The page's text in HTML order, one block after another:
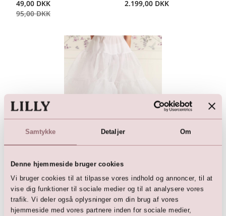
Samtykke Detaljer Om
Denne hjemmeside bruger cookies
Vi bruger cookies til at tilpasse vores indhold og annoncer, til at
vise dig funktioner til sociale medier og til at analysere vores
trafik. Vi deler også oplysninger om din brug af vores
hjemmeside med vores partnere inden for sociale medier,
49,00 DKK
95,00 DKK
2.199,00 DKK
Underskørt